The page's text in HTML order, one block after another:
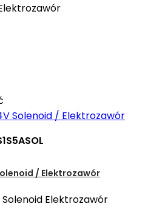
/ Elektrozawór
Solenoid Elektrozawór